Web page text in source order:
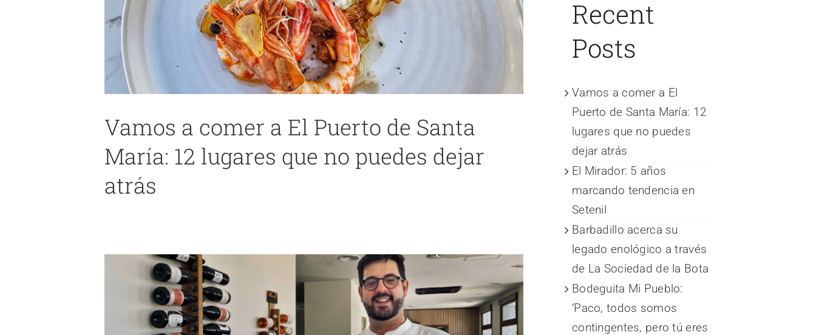
Vamos a comer a El Puerto de Santa
María: 12 lugares que no puedes dejar
atrás
Recent
Posts
Vamos a comer a El
Puerto de Santa María: 12
lugares que no puedes
dejar atrás
El Mirador: 5 años
marcando tendencia en
Setenil
Barbadillo acerca su
legado enológico a través
de La Sociedad de la Bota
Bodeguita Mi Pueblo:
‘Paco, todos somos
contingentes, pero tú eres